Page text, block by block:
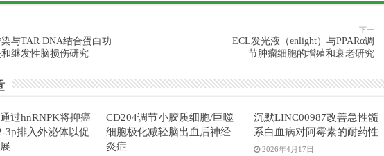
与TAR DNA结合蛋白功
继发性脑损伤研究
下一
ECL发光液（enlight）与PPARα调
节肿瘤细胞的增殖和衰老研究
过hnRNPK将抑癌
3p排入外泌体以促
CD204调节小胶质细胞/巨噬
细胞极化减轻脑出血后神经
炎症
沉默LINC00987改善急性髓
系白血病对阿霉素的耐药性
2026年4月17日